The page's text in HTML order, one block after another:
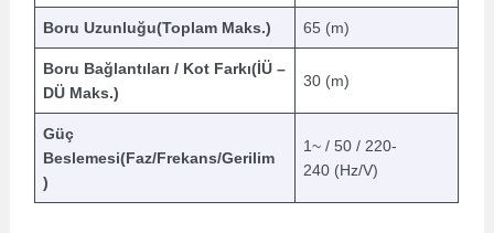
Boru Uzunluğu(Toplam Maks.) 65 (m)
Boru Bağlantıları / Kot Farkı(İÜ –
DÜ Maks.)
30 (m)
Güç
Beslemesi(Faz/Frekans/Gerilim
)
1~ / 50 / 220-
240 (Hz/V)